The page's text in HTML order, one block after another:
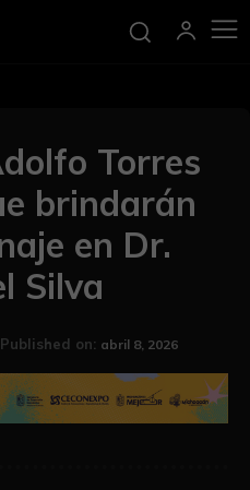
Torres
brindarán
en Dr.
Silva
Published on: abril 8, 2026